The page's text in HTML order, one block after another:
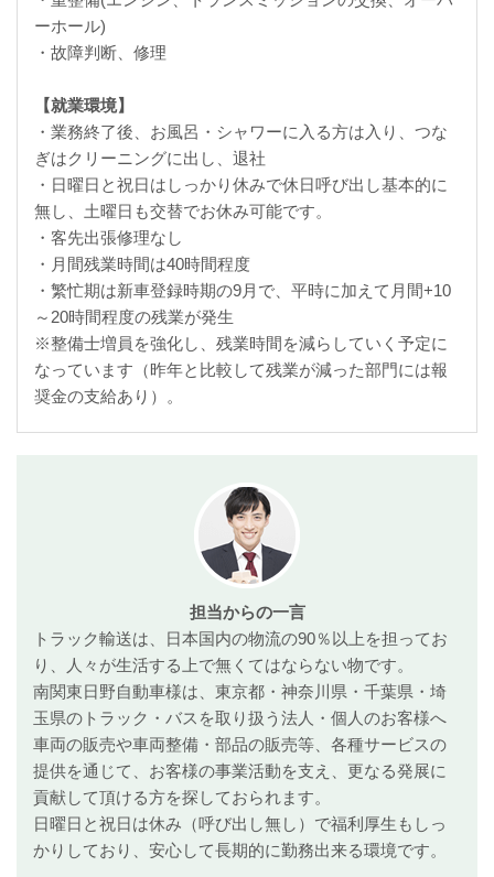
ーホール)
・故障判断、修理
【就業環境】
・業務終了後、お風呂・シャワーに入る方は入り、つな
ぎはクリーニングに出し、退社
・日曜日と祝日はしっかり休みで休日呼び出し基本的に
無し、土曜日も交替でお休み可能です。
・客先出張修理なし
・月間残業時間は40時間程度
・繁忙期は新車登録時期の9月で、平時に加えて月間+10
～20時間程度の残業が発生
※整備士増員を強化し、残業時間を減らしていく予定に
なっています（昨年と比較して残業が減った部門には報
奨金の支給あり）。
担当からの一言
トラック輸送は、日本国内の物流の90％以上を担ってお
り、人々が生活する上で無くてはならない物です。
南関東日野自動車様は、東京都・神奈川県・千葉県・埼
玉県のトラック・バスを取り扱う法人・個人のお客様へ
車両の販売や車両整備・部品の販売等、各種サービスの
提供を通じて、お客様の事業活動を支え、更なる発展に
貢献して頂ける方を探しておられます。
日曜日と祝日は休み（呼び出し無し）で福利厚生もしっ
かりしており、安心して長期的に勤務出来る環境です。